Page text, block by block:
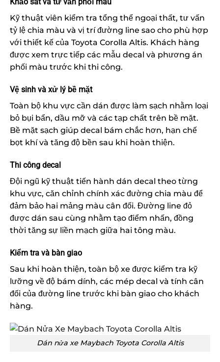
Kỹ thuật viên kiểm tra tổng thể ngoại thất, tư vấn
tỷ lệ chia màu và vị trí đường line sao cho phù hợp
với thiết kế của Toyota Corolla Altis. Khách hàng
được xem trực tiếp các mẫu decal và phương án
phối màu trước khi thi công.
Vệ sinh và xử lý bề mặt
Toàn bộ khu vực cần dán được làm sạch nhằm loại
bỏ bụi bẩn, dầu mỡ và các tạp chất trên bề mặt.
Bề mặt sạch giúp decal bám chắc hơn, hạn chế
bọt khí và tăng độ bền sau khi hoàn thiện.
Thi công decal
Đội ngũ kỹ thuật tiến hành dán decal theo từng
khu vực, căn chỉnh chính xác đường chia màu để
đảm bảo hai mảng màu cân đối. Đường line đỏ
được dán sau cùng nhằm tạo điểm nhấn, đồng
thời tăng sự liền mạch giữa hai tông màu.
Kiểm tra và bàn giao
Sau khi hoàn thiện, toàn bộ xe được kiểm tra kỹ
lưỡng về độ bám dính, các mép decal và tính cân
đối của đường line trước khi bàn giao cho khách
hàng.
Dán nửa xe Maybach Toyota Corolla Altis